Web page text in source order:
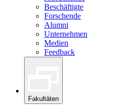
Beschäftigte
Forschende
Alumni
Unternehmen
Medien
Feedback
Fakultäten